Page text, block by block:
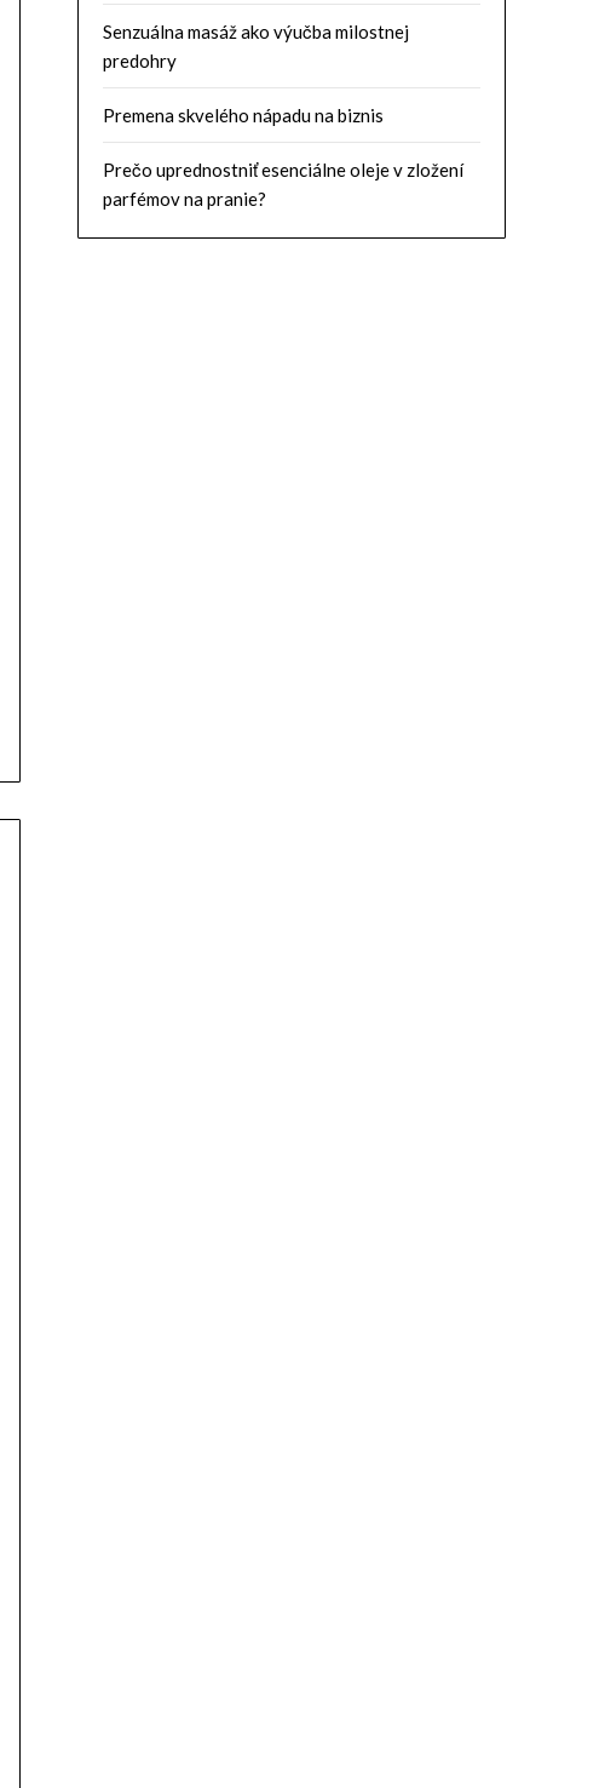
Senzuálna masáž ako výučba milostnej
predohry
Premena skvelého nápadu na biznis
Prečo uprednostniť esenciálne oleje v zložení
parfémov na pranie?